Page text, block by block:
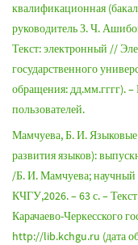
квалификационная
руководитель З. Ч.
Текст: электронный //
государственного
обращения: дд.мм.гггг).
пользователей.
Мамчуева, Б. И.
развития языков):
/Б. И. Мамчуева; научный
КЧГУ,2026. – 63 с. –
Карачаево-Черкесского
http://lib.kchgu.ru (дата